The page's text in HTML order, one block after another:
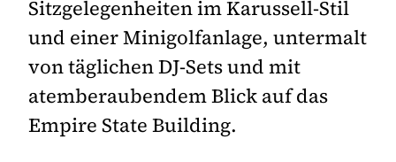
Sitzgelegenheiten im Karussell-Stil
und einer Minigolfanlage, untermalt
von täglichen DJ-Sets und mit
atemberaubendem Blick auf das
Empire State Building.